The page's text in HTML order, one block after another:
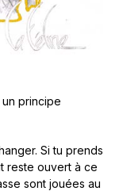
principe
Si tu prends
reste ouvert à ce
sont jouées au